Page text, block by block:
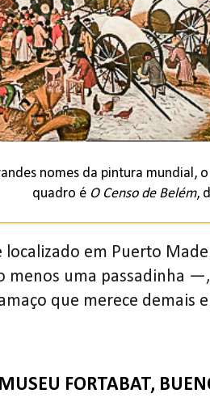
nomes da pintura mundial,
quadro é O Censo de Belém,
localizado em Puerto
menos uma passadinha
que merece demais
FORTABAT,